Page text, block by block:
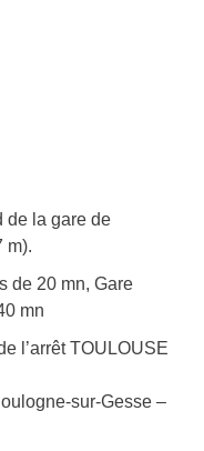
de la gare de
m).
de 20 mn, Gare
mn
l’arrêt TOULOUSE
sur-Gesse –